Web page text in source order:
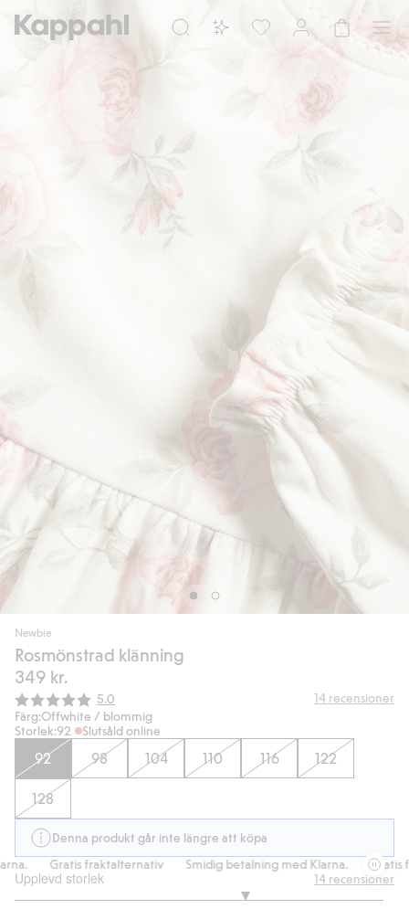
Newbie
Rosmönstrad klänning
349 kr.
Snittbetyg:
5.0 14 recensioner
Färg:Offwhite / blommig
Storlek:92 Slutsåld online
92 98 104 110 116 122
128
Denna produkt går inte längre att köpa
Gratis fraktalternativ Smidig betalning med Klarna. Gratis
Upplevd storlek 14 recensioner